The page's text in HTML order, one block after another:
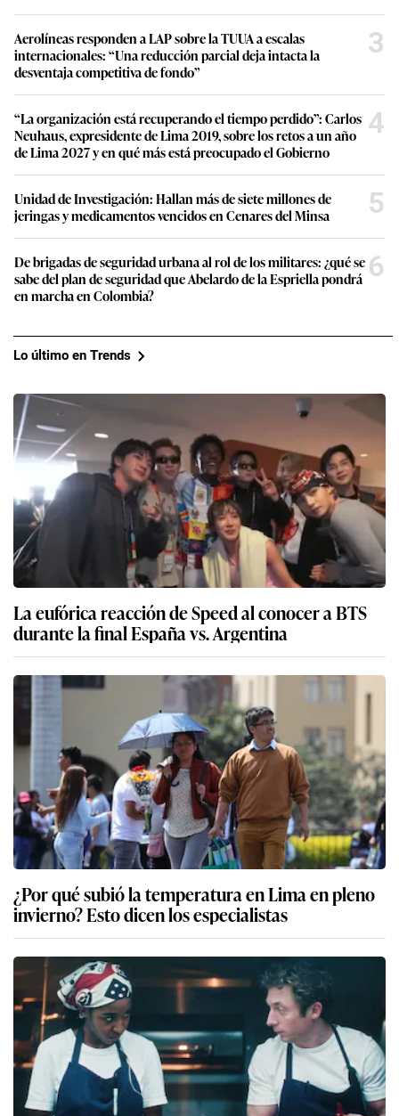
Aerolíneas responden a LAP sobre la TUUA a escalas
internacionales: “Una reducción parcial deja intacta la
desventaja competitiva de fondo”
3
“La organización está recuperando el tiempo perdido”: Carlos
Neuhaus, expresidente de Lima 2019, sobre los retos a un año
de Lima 2027 y en qué más está preocupado el Gobierno
4
Unidad de Investigación: Hallan más de siete millones de
jeringas y medicamentos vencidos en Cenares del Minsa
5
De brigadas de seguridad urbana al rol de los militares: ¿qué se
sabe del plan de seguridad que Abelardo de la Espriella pondrá
en marcha en Colombia?
6
Lo último en Trends
La eufórica reacción de Speed al conocer a BTS
durante la final España vs. Argentina
¿Por qué subió la temperatura en Lima en pleno
invierno? Esto dicen los especialistas